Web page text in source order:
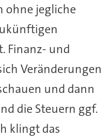
ohne jegliche
Finanz- und
Veränderungen
und dann
die Steuern ggf.
klingt das